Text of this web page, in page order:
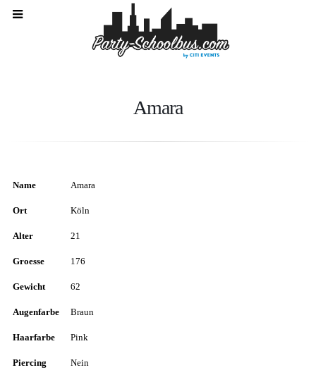
Amara
Name Amara
Ort Köln
Alter 21
Groesse 176
Gewicht 62
Augenfarbe Braun
Haarfarbe Pink
Piercing Nein